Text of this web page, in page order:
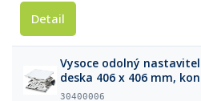
Detail
Vysoce odolný
deska 406 x 406 mm,
30400006